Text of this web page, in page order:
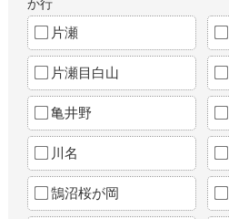
か行
片瀬
片瀬目白山
亀井野
川名
鵠沼桜が岡